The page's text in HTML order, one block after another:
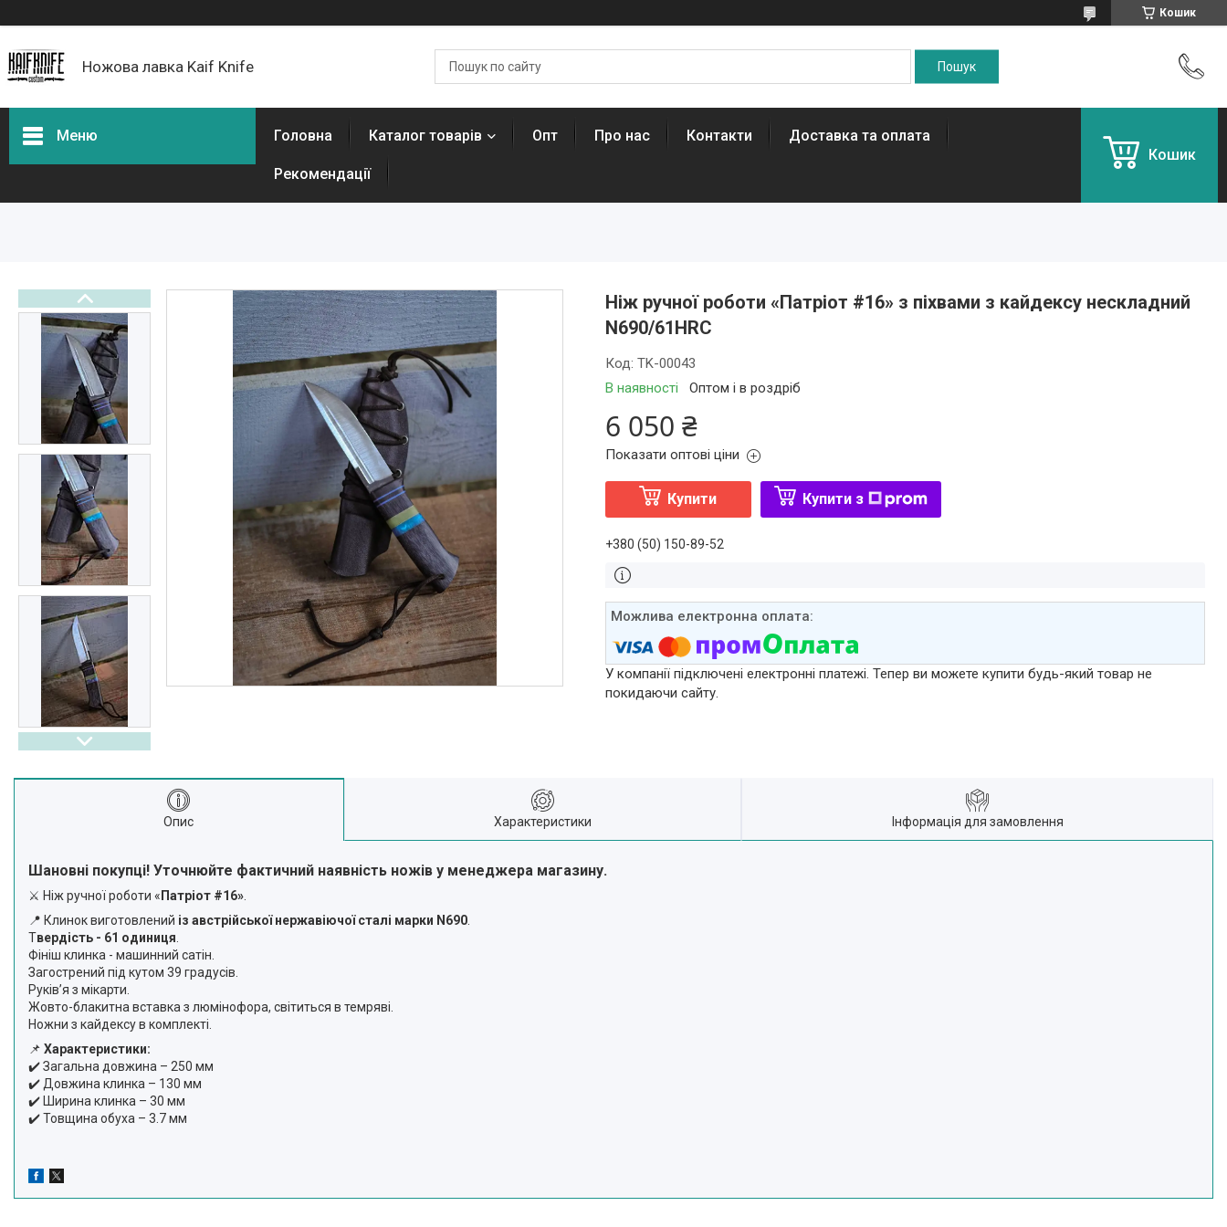
Кошик
Ножова лавка Kaif Knife
Меню Головна Каталог товарів Опт Про нас Контакти Доставка та оплата
Рекомендації
Кошик
Ніж ручної роботи «Патріот #16» з піхвами з кайдексу нескладний
N690/61HRC
В наявності Оптом і в роздріб
Код: TK-00043
6 050 ₴
Показати оптові ціни
Купити Купити з
+380 (50) 150-89-52
У компанії підключені електронні платежі. Тепер ви можете купити будь-який товар не
покидаючи сайту.
Опис Характеристики Інформація для замовлення
Шановні покупці! Уточнюйте фактичний наявність ножів у менеджера магазину.
⚔️ Ніж ручної роботи « Патріот #16»
📍 Клинок виготовлений із австрійської нержавіючої сталі марки N690
Твердість - 61 одиниця
Фініш клинка - машинний сатін.
Загострений під кутом 39 градусів.
Руківʼя з мікарти.
Жовто-блакитна вставка з люмінофора, світиться в темряві.
Ножни з кайдексу в комплекті.
📌 Характеристики:
✔️ Загальна довжина – 250 мм
✔️ Довжина клинка – 130 мм
✔️ Ширина клинка – 30 мм
✔️ Товщина обуха – 3.7 мм